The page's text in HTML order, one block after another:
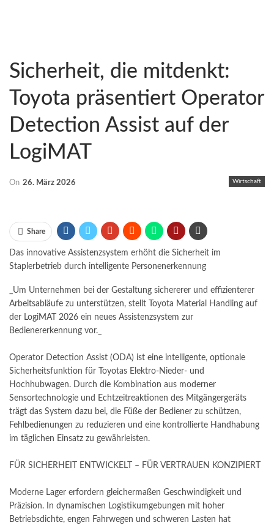
Sicherheit, die mitdenkt:
Toyota präsentiert Operator
Detection Assist auf der
LogiMAT
Wirtschaft
On 26. März 2026
Share
Das innovative Assistenzsystem erhöht die Sicherheit im
Staplerbetrieb durch intelligente Personenerkennung
_Um Unternehmen bei der Gestaltung sichererer und effizienterer
Arbeitsabläufe zu unterstützen, stellt Toyota Material Handling auf
der LogiMAT 2026 ein neues Assistenzsystem zur
Bedienererkennung vor._
Operator Detection Assist (ODA) ist eine intelligente, optionale
Sicherheitsfunktion für Toyotas Elektro-Nieder- und
Hochhubwagen. Durch die Kombination aus moderner
Sensortechnologie und Echtzeitreaktionen des Mitgängergeräts
trägt das System dazu bei, die Füße der Bediener zu schützen,
Fehlbedienungen zu reduzieren und eine kontrollierte Handhabung
im täglichen Einsatz zu gewährleisten.
FÜR SICHERHEIT ENTWICKELT – FÜR VERTRAUEN KONZIPIERT
Moderne Lager erfordern gleichermaßen Geschwindigkeit und
Präzision. In dynamischen Logistikumgebungen mit hoher
Betriebsdichte, engen Fahrwegen und schweren Lasten hat